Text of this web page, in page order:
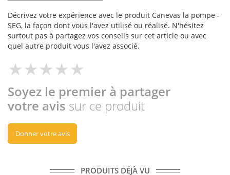
Décrivez votre expérience avec le produit Canevas la pompe -
SEG, la façon dont vous l'avez utilisé ou réalisé. N'hésitez
surtout pas à partagez vos conseils sur cet article ou avec
quel autre produit vous l'avez associé.
Soyez le premier à partager
votre avis sur ce produit
Donner votre avis
PRODUITS DÉJÀ VU